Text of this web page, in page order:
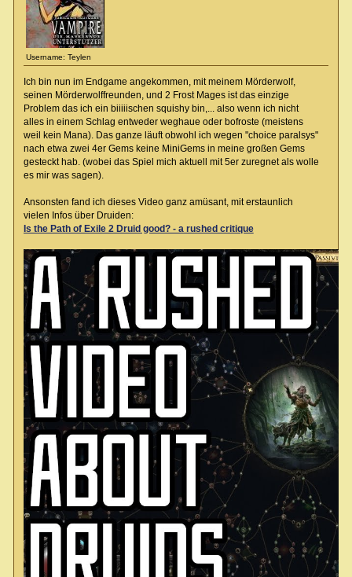
Username: Teylen
Ich bin nun im Endgame angekommen, mit meinem Mörderwolf,
seinen Mörderwolffreunden, und 2 Frost Mages ist das einzige
Problem das ich ein biiiiischen squishy bin,... also wenn ich nicht
alles in einem Schlag entweder weghaue oder bofroste (meistens
weil kein Mana). Das ganze läuft obwohl ich wegen "choice paralsys"
nach etwa zwei 4er Gems keine MiniGems in meine großen Gems
gesteckt hab. (wobei das Spiel mich aktuell mit 5er zuregnet als wolle
es mir was sagen).
Ansonsten fand ich dieses Video ganz amüsant, mit erstaunlich
vielen Infos über Druiden:
Is the Path of Exile 2 Druid good? - a rushed critique